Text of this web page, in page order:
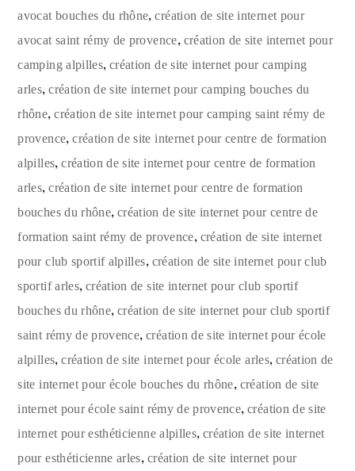
avocat bouches du rhône,création de site internet pour
avocat saint rémy de provence, création de site internet pour
camping alpilles,création de site internet pour camping
arles,création de site internet pour camping bouches du
rhône,création de site internet pour camping saint rémy de
provence,création de site internet pour centre de formation
alpilles,création de site internet pour centre de formation
arles,création de site internet pour centre de formation
bouches du rhône,création de site internet pour centre de
formation saint rémy de provence, création de site internet
pour club sportif alpilles, création de site internet pour club
sportif arles, création de site internet pour club sportif
bouches du rhône,création de site internet pour club sportif
saint rémy de provence,création de site internet pour école
alpilles,création de site internet pour école arles, création de
site internet pour école bouches du rhône, création de site
internet pour école saint rémy de provence,création de site
internet pour esthéticienne alpilles,création de site internet
pour esthéticienne arles, création de site internet pour